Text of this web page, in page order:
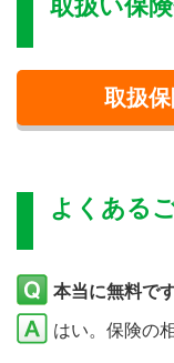
取扱い保
取扱
よくある
本当に無料で
はい。保険の